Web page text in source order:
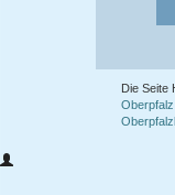
Die Seite